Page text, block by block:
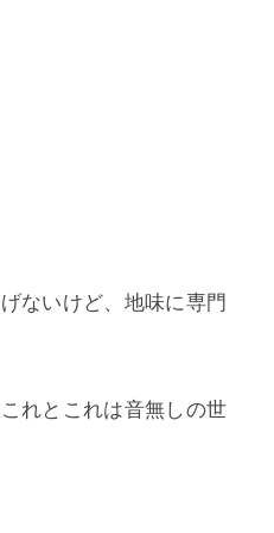
ないけど、地味に専門
れとこれは音無しの世